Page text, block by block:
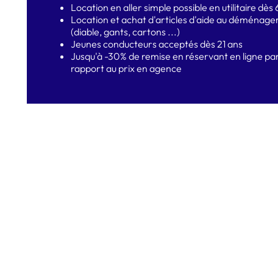
Location en aller simple possible en utilitaire dès
Location et achat d'articles d'aide au
(diable, gants, cartons ...)
Jeunes conducteurs acceptés dès 21 ans
Jusqu'à -30% de remise en réservant en ligne
rapport au prix en agence